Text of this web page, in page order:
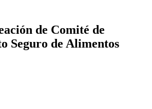
de Comité de
Seguro de Alimentos